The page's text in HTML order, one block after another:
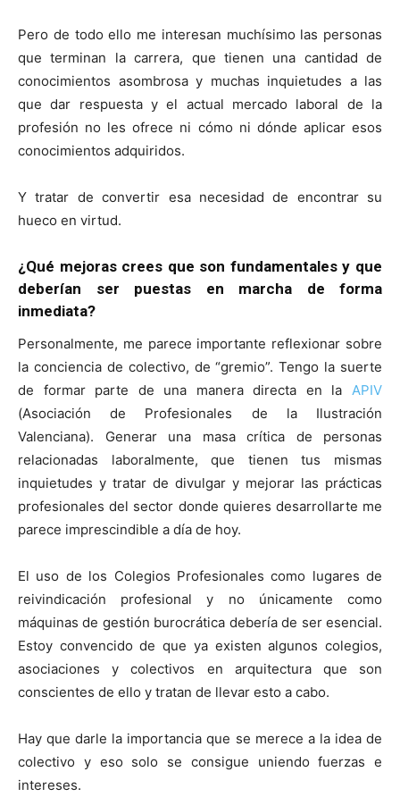
Pero de todo ello me interesan muchísimo las personas
que terminan la carrera, que tienen una cantidad de
conocimientos asombrosa y muchas inquietudes a las
que dar respuesta y el actual mercado laboral de la
profesión no les ofrece ni cómo ni dónde aplicar esos
conocimientos adquiridos.
Y tratar de convertir esa necesidad de encontrar su
hueco en virtud.
¿Qué mejoras crees que son fundamentales y que
deberían ser puestas en marcha de forma
inmediata?
Personalmente, me parece importante reflexionar sobre
la conciencia de colectivo, de “gremio”. Tengo la suerte
de formar parte de una manera directa en la APIV
(Asociación de Profesionales de la Ilustración
Valenciana). Generar una masa crítica de personas
relacionadas laboralmente, que tienen tus mismas
inquietudes y tratar de divulgar y mejorar las prácticas
profesionales del sector donde quieres desarrollarte me
parece imprescindible a día de hoy.
El uso de los Colegios Profesionales como lugares de
reivindicación profesional y no únicamente como
máquinas de gestión burocrática debería de ser esencial.
Estoy convencido de que ya existen algunos colegios,
asociaciones y colectivos en arquitectura que son
conscientes de ello y tratan de llevar esto a cabo.
Hay que darle la importancia que se merece a la idea de
colectivo y eso solo se consigue uniendo fuerzas e
intereses.